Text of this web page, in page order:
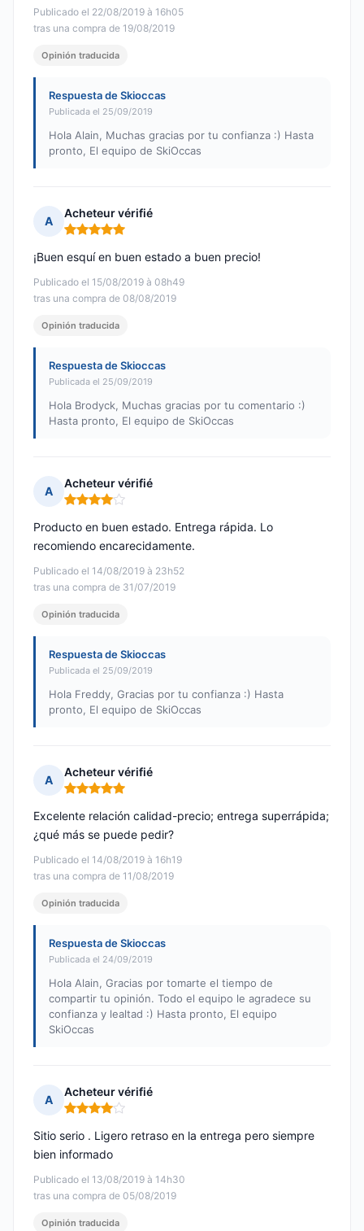
Publicado el 22/08/2019 à 16h05
tras una compra de 19/08/2019
Opinión traducida
Respuesta de Skioccas
Publicada el 25/09/2019
Hola Alain, Muchas gracias por tu confianza :) Hasta
pronto, El equipo de SkiOccas
A
Acheteur vérifié
Nota: 5 de 5
Publicado el 15/08/2019 à 08h49
tras una compra de 08/08/2019
¡Buen esquí en buen estado a buen precio!
Opinión traducida
Respuesta de Skioccas
Publicada el 25/09/2019
Hola Brodyck, Muchas gracias por tu comentario :)
Hasta pronto, El equipo de SkiOccas
A
Acheteur vérifié
Nota: 4 de 5
Publicado el 14/08/2019 à 23h52
tras una compra de 31/07/2019
Producto en buen estado. Entrega rápida. Lo
recomiendo encarecidamente.
Opinión traducida
Respuesta de Skioccas
Publicada el 25/09/2019
Hola Freddy, Gracias por tu confianza :) Hasta
pronto, El equipo de SkiOccas
A
Acheteur vérifié
Nota: 5 de 5
Publicado el 14/08/2019 à 16h19
tras una compra de 11/08/2019
Excelente relación calidad-precio; entrega superrápida;
¿qué más se puede pedir?
Opinión traducida
Respuesta de Skioccas
Publicada el 24/09/2019
Hola Alain, Gracias por tomarte el tiempo de
compartir tu opinión. Todo el equipo le agradece su
confianza y lealtad :) Hasta pronto, El equipo
SkiOccas
A
Acheteur vérifié
Nota: 4 de 5
Publicado el 13/08/2019 à 14h30
tras una compra de 05/08/2019
Sitio serio . Ligero retraso en la entrega pero siempre
bien informado
Opinión traducida